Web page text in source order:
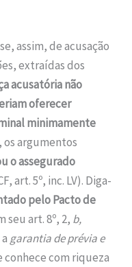
de acusação
extraídas dos
acusatória não
oferecer
minimamente
os argumentos
o assegurado
art. 5º, inc. LV). Diga-
pelo Pacto de
seu art. 8º, 2, b,
garantia de prévia e
conhece com riqueza